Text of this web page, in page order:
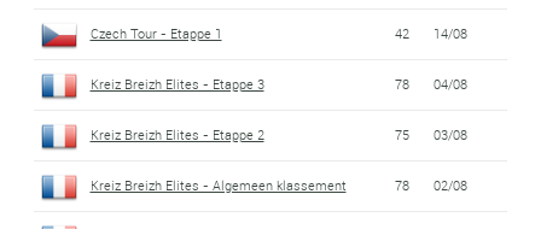
Czech Tour - Etappe 1 42 14/08
Kreiz Breizh Elites - Etappe 3 78 04/08
Kreiz Breizh Elites - Etappe 2 75 03/08
Kreiz Breizh Elites - Algemeen klassement 78 02/08